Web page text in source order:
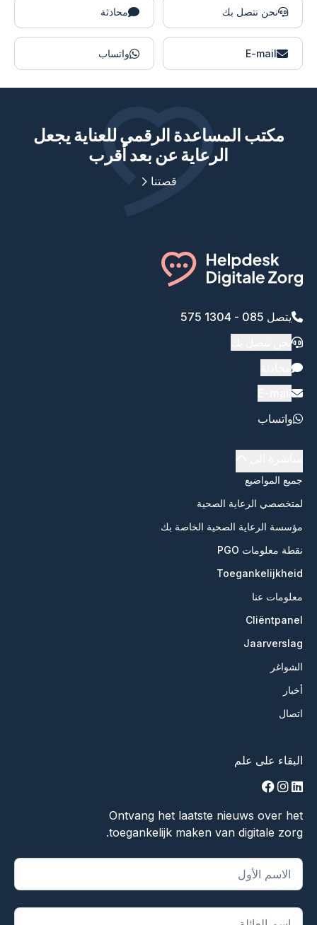
نحن نتصل بك محادثة
E-mail واتساب
مكتب المساعدة الرقمي للعناية يجعل
الرعاية عن بعد أقرب
قصتنا
يتصل 085 - 1304 575
واتساب
جميع المواضيع
لمتخصصي الرعاية الصحية
مؤسسة الرعاية الصحية الخاصة بك
نقطة معلومات PGO
Toegankelijkheid
معلومات عنا
Cliëntpanel
Jaarverslag
الشواغر
أخبار
اتصال
البقاء على علم
linkedin
instagram
facebook
Ontvang het laatste nieuws over het
toegankelijk maken van digitale zorg.
يشير "*" إلى الحقول المطلوبة